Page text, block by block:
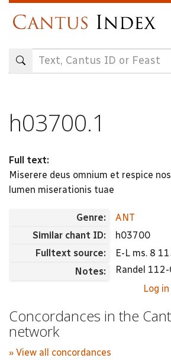
content
h03700.1
Full text:
Miserere deus omnium et respice
lumen miserationis tuae
Genre:
ANT
Similar chant ID:
h03700
Fulltext source:
E-L ms. 8
Notes:
Randel
Log in
Concordances in the
network
» View all concordances